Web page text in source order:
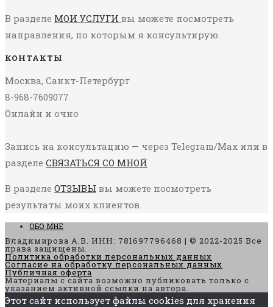
В разделе МОИ УСЛУГИ вы можете посмотреть
направления, по которым я консультирую.
КОНТАКТЫ
Москва, Санкт-Петербург
8-968-7609077
Онлайн и очно
Запись на консультацию — через Telegram/Max или в
разделе СВЯЗАТЬСЯ СО МНОЙ
В разделе ОТЗЫВЫ вы можете посмотреть
результаты моих клиентов.
ОБО МНЕ
Владимирова А.В. ИНН: 781697796468 | © 2022-2025 Все
права защищены.
Политика обработки персональных данных
Согласие на обработку персональных данных
Публичная оферта
Материалы с сайта возможно публиковать только с
указанием активной ссылки на автора.
Этот сайт использует файлы cookies для хранения